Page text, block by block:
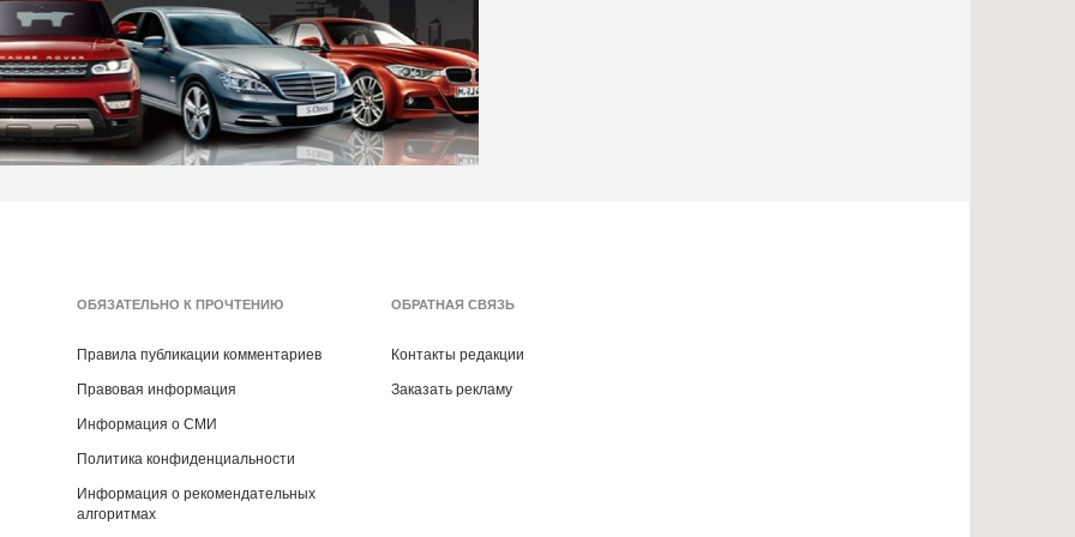
ОБЯЗАТЕЛЬНО К ПРОЧТЕНИЮ
Правила публикации комментариев
Правовая информация
Информация о СМИ
Политика конфиденциальности
Информация о рекомендательных
алгоритмах
ОБРАТНАЯ СВЯЗЬ
Контакты редакции
Заказать рекламу